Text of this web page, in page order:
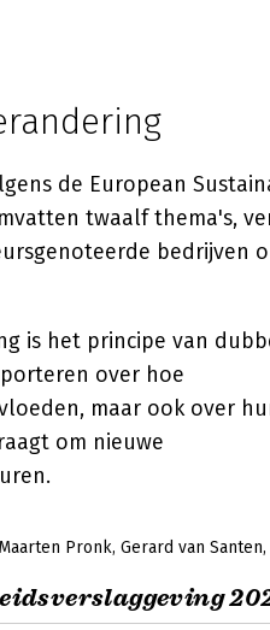
de European
twaalf thema's,
bedrijven
is het principe van
over hoe
maar ook over
om nieuwe
Maarten Pronk Gerard van Santen